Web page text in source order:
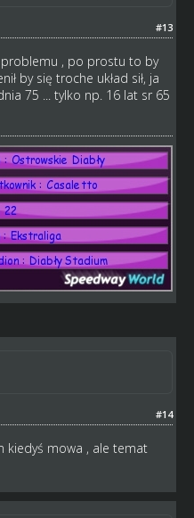
#13
problemu , po prostu to by
by się troche układ sił, ja
75 ... tylko np. 16 lat sr 65
#14
kiedyś mowa , ale temat